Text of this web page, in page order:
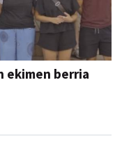
ekimen berria